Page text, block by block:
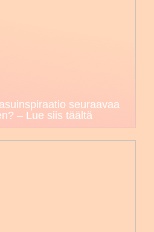
seuraavaa
– Lue siis täältä